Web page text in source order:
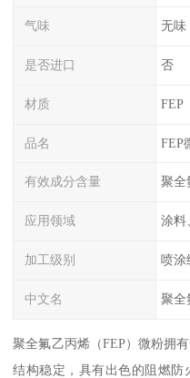
气味 无味
是否进口 否
材质 FEP
品名 FEP
有效成分含量 聚全
应用领域 涂料
加工级别 喷涂
中文名 聚全
聚全氟乙丙烯（FEP）微粉拥
结构稳定，具有出色的阻燃防